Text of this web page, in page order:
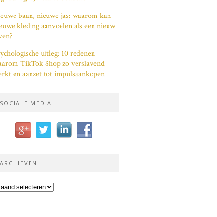
baan, nieuwe jas: waarom kan
kleding aanvoelen als een nieuw
uitleg: 10 redenen
TikTok Shop zo verslavend
en aanzet tot impulsaankopen
SOCIALE MEDIA
ARCHIEVEN